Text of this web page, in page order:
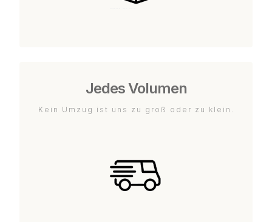
Jedes Volumen
Kein Umzug ist uns zu groß oder zu klein.